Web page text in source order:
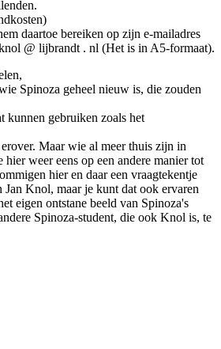
daartoe bereiken op zijn e-mailadres
@ lijbrandt . nl (Het is in A5-formaat).
Spinoza geheel nieuw is, die zouden
kunnen gebruiken zoals het
Maar wie al meer thuis zijn in
hier weer eens op een andere manier tot
hier en daar een vraagtekentje
Jan Knol, maar je kunt dat ook ervaren
eigen ontstane beeld van Spinoza's
Spinoza-student, die ook Knol is, te